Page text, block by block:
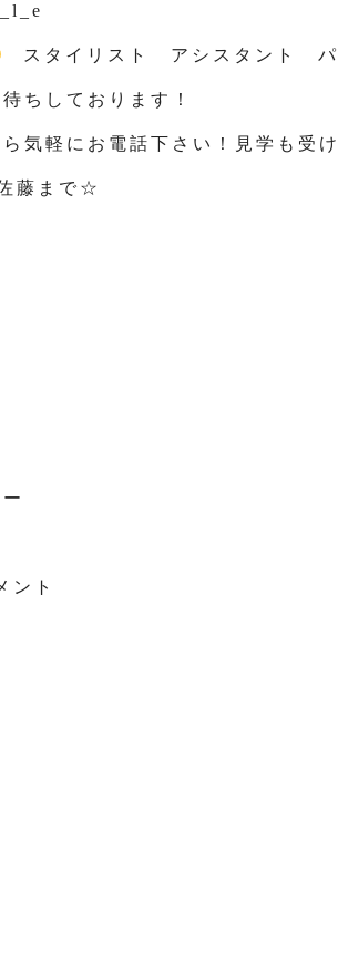
スタイリスト アシスタント パ
ちしております！
気軽にお電話下さい！見学も受
藤まで☆
ー
ント